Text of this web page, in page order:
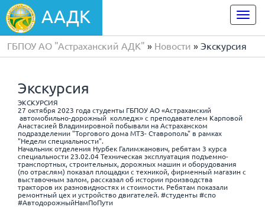
ААДК
ГБПОУ АО "Астраханский АДК" » Новости » Экскурсия
Экскурсия
ЭКСКУРСИЯ
27 октября 2023 года студенты ГБПОУ АО «Астраханский
автомобильно-дорожный колледж» с преподавателем Карповой
Анастасией Владимировной побывали на Астраханском
подразделении "Торгового дома МТЗ- Ставрополь" в рамках
"Недели специальности".
Начальник отделения Нурбек Галимжанович, ребятам 3 курса
специальности 23.02.04 Техническая эксплуатация подъемно-
транспортных, строительных, дорожных машин и оборудования
(по отраслям) показал площадки с техникой, фирменный магазин с
выставочным залом, рассказал об истории производства
тракторов их разновидностях и стоимости. Ребятам показали
ремонтный цех и устройство двигателей. #студенты #спо
#АвтодорожныйНамПоПути